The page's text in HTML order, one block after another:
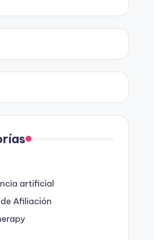
artificial
Afiliación